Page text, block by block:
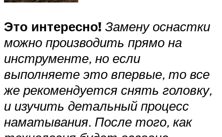
Это интересно! Замену оснастки
можно производить прямо на
инструменте, но если
выполняете это впервые, то все
же рекомендуется снять головку,
и изучить детальный процесс
наматывания. После того, как